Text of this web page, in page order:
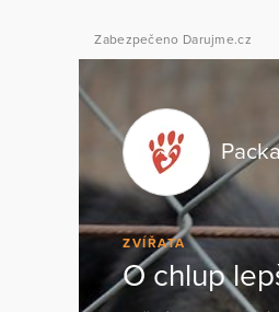
Zabezpečeno Darujme.cz
ZVÍŘATA
O chlup